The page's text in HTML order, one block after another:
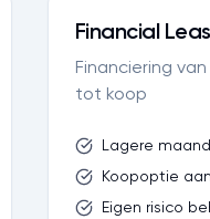
Financial
Financiering
tot koop
Lagere
Koopoptie
Eigen risico